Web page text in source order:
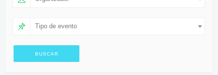
Tipo de evento